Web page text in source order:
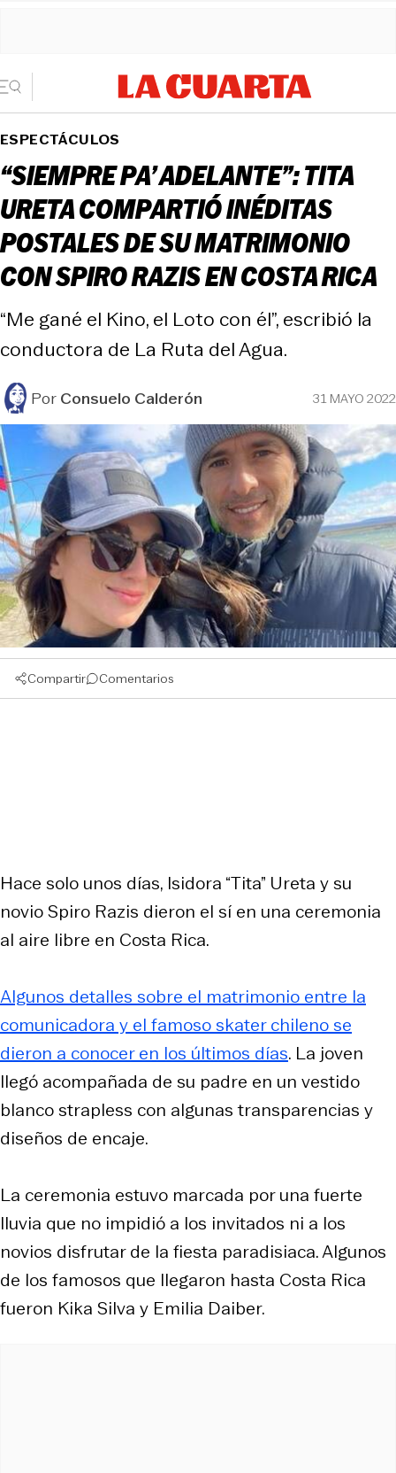
ESPECTÁCULOS
“SIEMPRE PA’ ADELANTE”: TITA
URETA COMPARTIÓ INÉDITAS
POSTALES DE SU MATRIMONIO
CON SPIRO RAZIS EN COSTA RICA
“Me gané el Kino, el Loto con él”, escribió la
conductora de La Ruta del Agua.
PorConsuelo Calderón 31 MAYO 2022
Compartir Comentarios
Hace solo unos días, Isidora “Tita” Ureta y su
novio Spiro Razis dieron el sí en una ceremonia
al aire libre en Costa Rica.
Algunos detalles sobre el matrimonio entre la
comunicadora y el famoso skater chileno se
dieron a conocer en los últimos días. La joven
llegó acompañada de su padre en un vestido
blanco strapless con algunas transparencias y
diseños de encaje.
La ceremonia estuvo marcada por una fuerte
lluvia que no impidió a los invitados ni a los
novios disfrutar de la fiesta paradisiaca. Algunos
de los famosos que llegaron hasta Costa Rica
fueron Kika Silva y Emilia Daiber.